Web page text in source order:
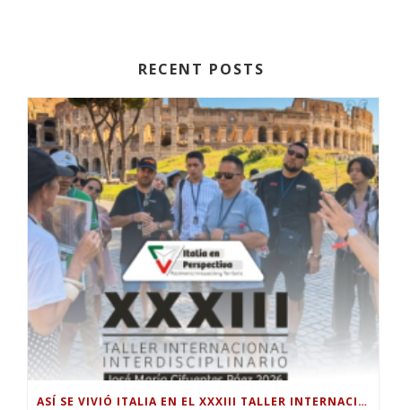
RECENT POSTS
ASÍ SE VIVIÓ ITALIA EN EL XXXIII TALLER INTERNACIONAL INTERDISCIPLINAR